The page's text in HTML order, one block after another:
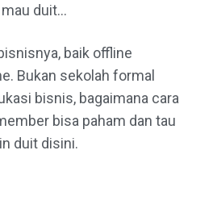
duit...
baik offline
Bukan sekolah formal
bisnis, bagaimana cara
bisa paham dan tau
duit disini.